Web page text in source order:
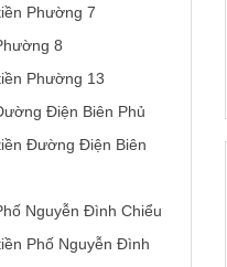
Phường 7
8
Phường 13
Điện Biên Phủ
Đường Điện Biên
Nguyễn Đình Chiểu
Phố Nguyễn Đình